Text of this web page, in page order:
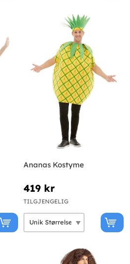
Ananas Kostyme
419 kr
TILGJENGELIG